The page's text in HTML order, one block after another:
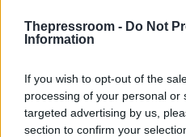
Thepressroom - Do Not
Information
If you wish to opt-out of the
processing of your personal or
targeted advertising by us,
section to confirm your